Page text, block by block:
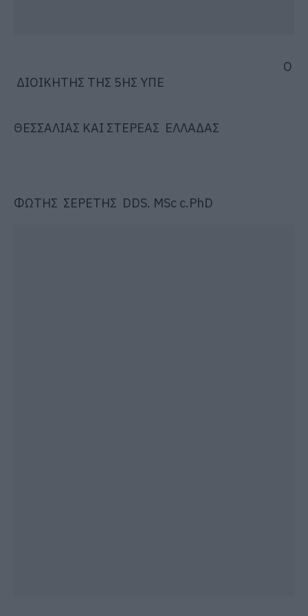
Ο
ΔΙΟΙΚΗΤΗΣ ΤΗΣ 5ΗΣ ΥΠΕ
ΘΕΣΣΑΛΙΑΣ ΚΑΙ ΣΤΕΡΕΑΣ ΕΛΛΑΔΑΣ
ΦΩΤΗΣ ΣΕΡΕΤΗΣ DDS. MSc c.PhD